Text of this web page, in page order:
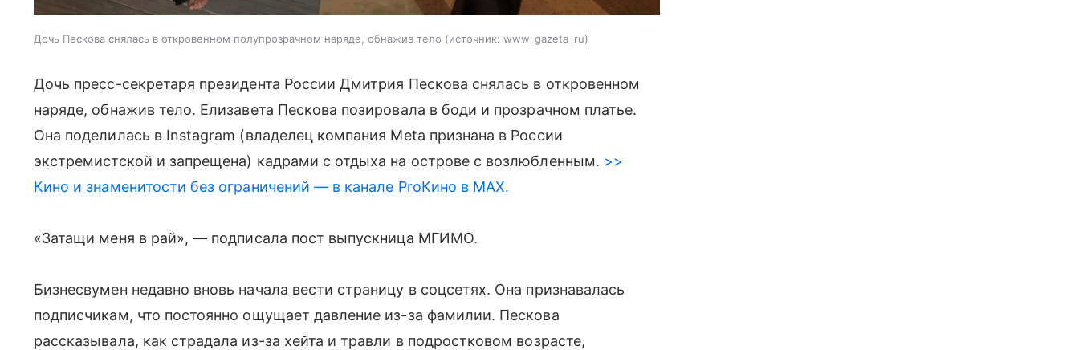
Дочь Пескова снялась в откровенном полупрозрачном наряде, обнажив тело источник: www_gazeta_ru
Дочь пресс-секретаря президента России Дмитрия Пескова снялась в откровенном
наряде, обнажив тело. Елизавета Пескова позировала в боди и прозрачном платье.
Она поделилась в Instagram (владелец компания Meta признана в России
экстремистской и запрещена) кадрами с отдыха на острове с возлюбленным. >>
Кино и знаменитости без ограничений — в канале ProКино в MAX.
«Затащи меня в рай», — подписала пост выпускница МГИМО.
Бизнесвумен недавно вновь начала вести страницу в соцсетях. Она признавалась
подписчикам, что постоянно ощущает давление из-за фамилии. Пескова
рассказывала, как страдала из-за хейта и травли в подростковом возрасте,